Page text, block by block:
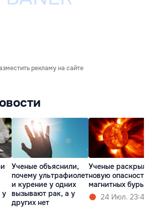
рекламу на сайте
у
Ученые объяснили,
почему ультрафиолет
и курение у одних
вызывают рак, а у
других нет
Ученые раскрыли
новую опасность
магнитных бурь
24 Июл. 23:47